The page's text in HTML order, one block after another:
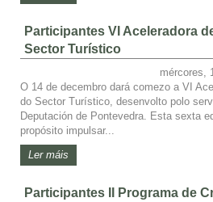
Participantes VI Aceleradora
Sector Turístico
mércores,
O 14 de decembro dará comezo a VI
do Sector Turístico, desenvolto polo
Deputación de Pontevedra. Esta sexta
propósito impulsar...
Ler máis
Participantes II Programa de